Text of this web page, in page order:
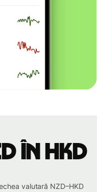
în HKD
valutară NZD–HKD